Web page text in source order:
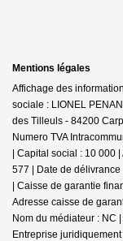
Mentions légales
Affichage des
sociale : LIONEL
des Tilleuls - 84200
Numero TVA
| Capital social : 10 000
577 | Date de
| Caisse de garantie
Adresse caisse de
Nom du médiateur : NC
Entreprise